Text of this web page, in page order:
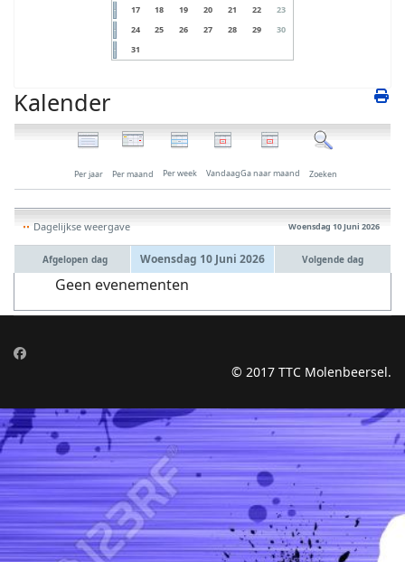
17
18 19 20 21 22
23
24
25 26 27 28 29
30
31
Kalender
Per jaar Per maand Per week VandaagGa naar maand Zoeken
Dagelijkse weergave Woensdag 10 Juni 2026
Afgelopen dag Woensdag 10 Juni 2026 Volgende dag
Geen evenementen
© 2017 TTC Molenbeersel.